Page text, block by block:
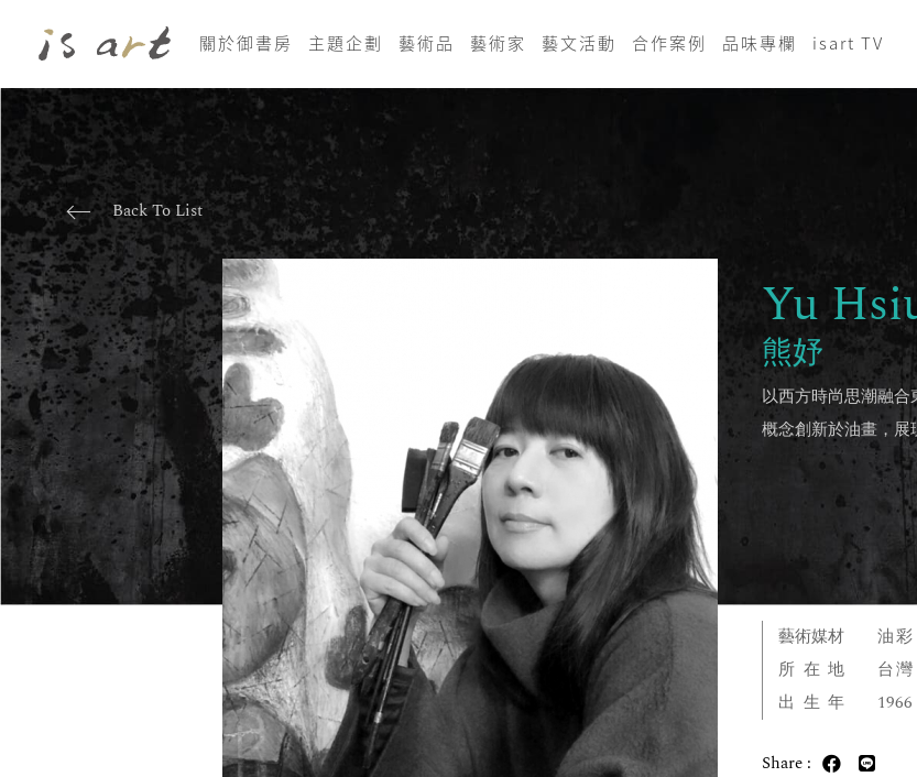
關於御書房 主題企劃 藝術品 藝術家 藝文活動 合作案例 品味專欄 isart TV
Back To List
藝
術
家
介
紹 Yu
熊妤
以西方時尚思潮融
概念創新於油畫，展
藝術媒材
油彩
所在地
台灣
出生年
1966
Share :